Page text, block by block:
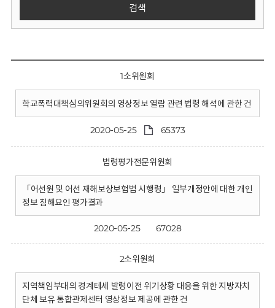
검색
1소위원회
학교폭력대책심의위원회의 영상정보 열람 관련 법령 해석에 관한 건
2020-05-25 65373
법령평가전문위원회
「어선원 및 어선 재해보상보험법 시행령」 일부개정안에 대한 개인
정보 침해요인 평가결과
2020-05-25 67028
2소위원회
지역책임부대의 경계테세 발령이전 위기상황 대응을 위한 지방자치
단체 보유 통합관제센터 영상정보 제공에 관한 건